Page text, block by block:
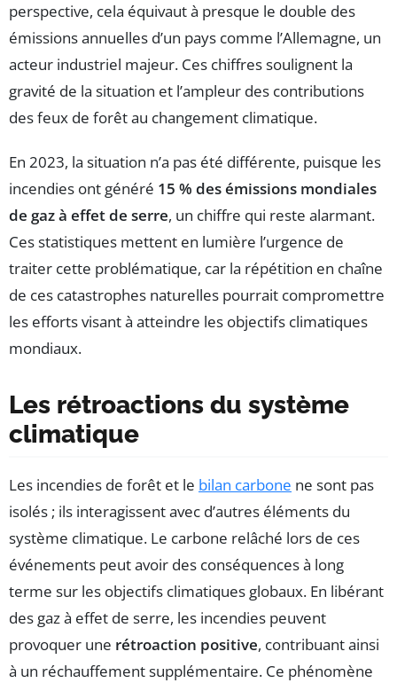
perspective, cela équivaut à presque le double des
émissions annuelles d’un pays comme l’Allemagne, un
acteur industriel majeur. Ces chiffres soulignent la
gravité de la situation et l’ampleur des contributions
des feux de forêt au changement climatique.
En 2023, la situation n’a pas été différente, puisque les
incendies ont généré 15 % des émissions mondiales
de gaz à effet de serre, un chiffre qui reste alarmant.
Ces statistiques mettent en lumière l’urgence de
traiter cette problématique, car la répétition en chaîne
de ces catastrophes naturelles pourrait compromettre
les efforts visant à atteindre les objectifs climatiques
mondiaux.
Les rétroactions du système
climatique
Les incendies de forêt et le bilan carbone ne sont pas
isolés ; ils interagissent avec d’autres éléments du
système climatique. Le carbone relâché lors de ces
événements peut avoir des conséquences à long
terme sur les objectifs climatiques globaux. En libérant
des gaz à effet de serre, les incendies peuvent
provoquer une rétroaction positive, contribuant ainsi
à un réchauffement supplémentaire. Ce phénomène